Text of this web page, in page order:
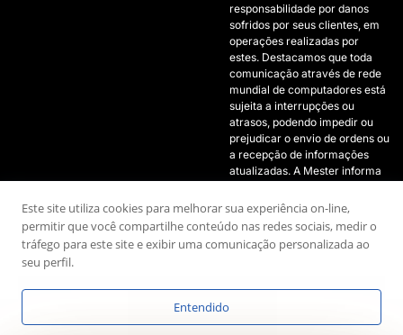
responsabilidade por danos
sofridos por seus clientes, em
operações realizadas por
estes. Destacamos que toda
comunicação através de rede
mundial de computadores está
sujeita a interrupções ou
atrasos, podendo impedir ou
prejudicar o envio de ordens ou
a recepção de informações
atualizadas. A Mester informa
que realiza serviços de
operações financeiras de
qualquer natureza e que os
ensinamentos oferecidos
Este site utiliza cookies para melhorar sua experiência on-line,
permitir que você compartilhe conteúdo nas redes sociais, medir o
tráfego para este site e exibir uma comunicação personalizada ao
seu perfil.
Entendido